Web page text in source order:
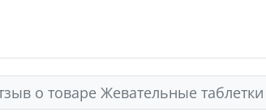
о товаре Жевательные